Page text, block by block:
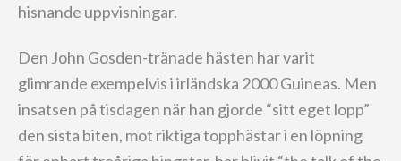
hisnande uppvisningar.
Den John Gosden-tränade hästen har varit
glimrande exempelvis i irländska 2000 Guineas. Men
insatsen på tisdagen när han gjorde “sitt eget lopp”
den sista biten, mot riktiga topphästar i en löpning